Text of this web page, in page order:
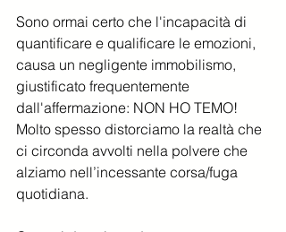
Sono ormai certo che l'incapacità di
quantificare e qualificare le emozioni,
causa un negligente immobilismo,
giustificato frequentemente
dall'affermazione: NON HO TEMO!
Molto spesso distorciamo la realtà che
ci circonda avvolti nella polvere che
alziamo nell’incessante corsa/fuga
quotidiana.